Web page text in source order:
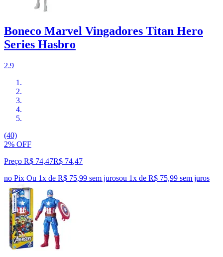
Boneco Marvel Vingadores Titan Hero
Series Hasbro
2.9
(40)
2% OFF
Preço R$ 74,47R$ 74,47
no Pix Ou 1x de R$ 75,99 sem jurosou 1x de R$ 75,99 sem juros